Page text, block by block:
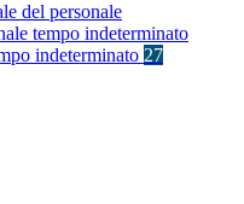
del personale
tempo indeterminato
indeterminato 27